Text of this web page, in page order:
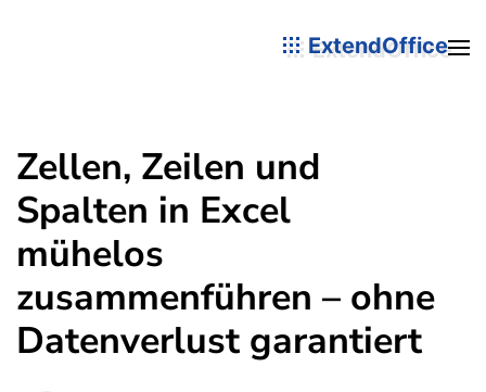
ExtendOffice
Zellen, Zeilen und
Spalten in Excel
mühelos
zusammenführen – ohne
Datenverlust garantiert